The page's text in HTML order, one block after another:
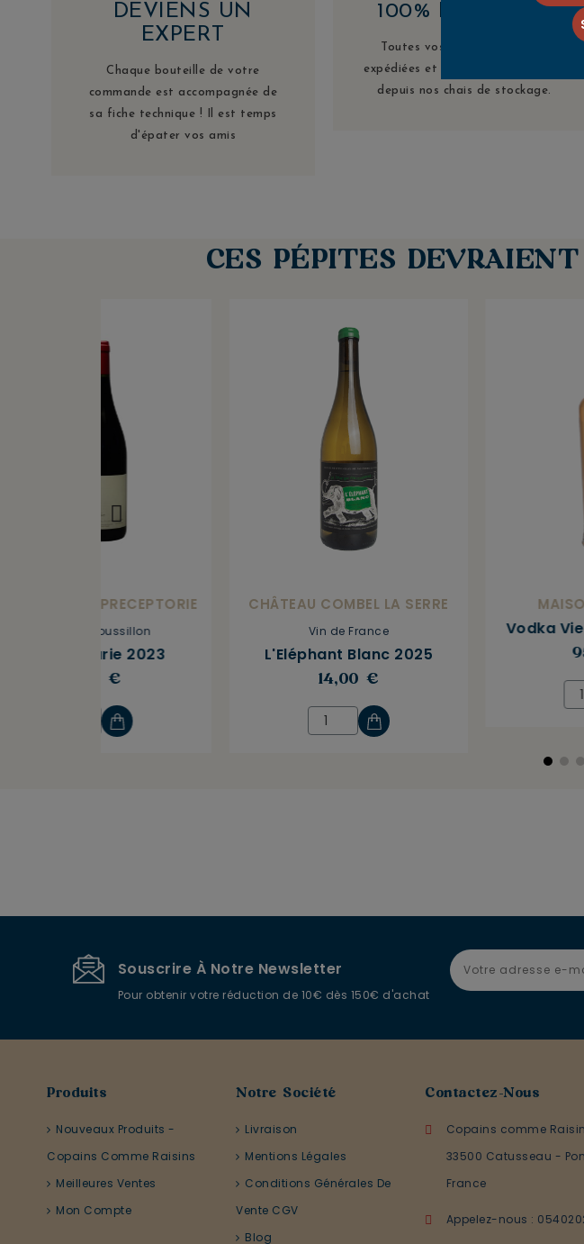
DEVIENS UN
EXPERT
Chaque bouteille de votre
commande est accompagnée de
sa fiche technique ! Il est temps
d'épater vos amis
100% EN STOCK
Toutes vos commandes sont
expédiées et préparées avec soins
depuis nos chais de stockage.
CES PÉPITES
DE LA PRECEPTORIE
Côtes du Roussillon
Coume Marie 2023
16,50 €
CHÂTEAU COMBEL LA SERRE
Vin de France
L'Eléphant Blanc 2025
14,00 €
Vodka
Souscrire À Notre Newsletter
Pour obtenir votre réduction de 10€ dès 150€ d'achat
Produits
Nouveaux Produits -
Copains Comme Raisins
Meilleures Ventes
Mon Compte
Notre Société
Livraison
Mentions Légales
Conditions Générales De
Vente CGV
Blog
Contactez-Nous
Copains comme
33500 Catusseau -
France
Appelez-nous :